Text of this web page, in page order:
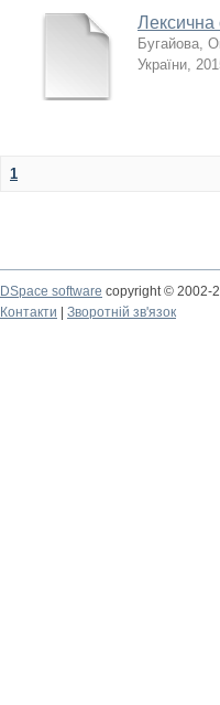
Лексична
Бугайова,
України,
1
DSpace software copyright © 2002-
Контакти
Зворотній зв'язок